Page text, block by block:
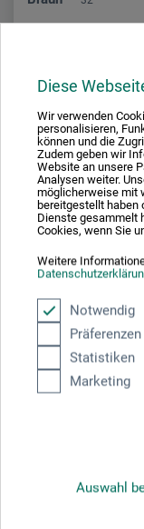
Diese
Wir verwenden
personalisieren,
können und die
Zudem geben wir
Website an unsere
Analysen weiter.
möglicherweise mit
bereitgestellt haben
Dienste gesammelt
Cookies, wenn Sie
Weitere
Notwendig
Präferenzen
Statistiken
Marketing
Auswahl
Mausgrau 33
Dunkelblau
Schwarz